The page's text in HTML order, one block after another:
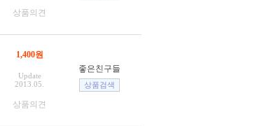
상품의견
1,400원
Update
2013.05.
상품의견
좋은친구들